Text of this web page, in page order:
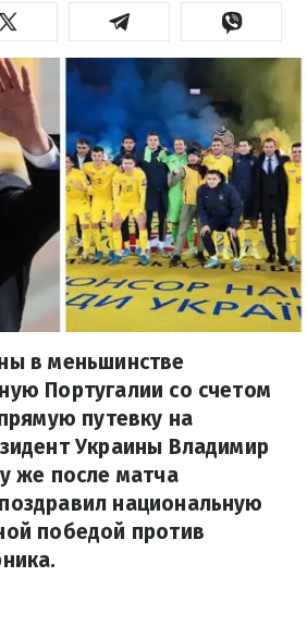
в меньшинстве
Португалии со счетом
путевку на
Украины Владимир
же после матча
национальную
победой против